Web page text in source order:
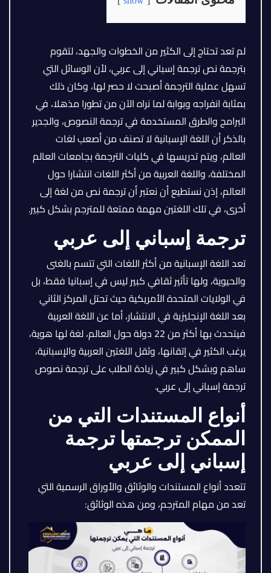
لم تعد تحتاج إلى الكثير من الخطوات والجهد، لتقوم
بترجمة نص ترجمة إسباني إلى عربي، لأن الوسائل التي
تسهل عملية الترجمة أصبحت لا حصر لها، وكان ذلك
بمثابة انفراجه وبوابة لما نراه الآن من تطورا مذهلا، في
البرامج والطرق المستخدمة في ترجمة النصوص، والجدير
بالذكر أن اللغة الإسبانية لا تصنف من أصعب لغات
العالم، ويتم تدريسها في كليات الترجمة بجامعات العالم
المختلفة، واللغة العربية من أكثر اللغات انتشارا حول
العالم، إذن نستطيع أن نعتبر أن ترجمة نص من لغة إلى
أخرى، في تلك اللغتين مهمة ممتعة للمترجم بشكل كبير.
ترجمة إسباني إلى عربي
تعد اللغة الإسبانية من أكثر اللغات التي تتسم بالغنى
والحيوية، ولها تأثير ثقافي كبير ليس في إسبانيا فقط، بل
في الولايات المتحدة الأمريكية حيث تحتل المركز الثاني
بعد اللغة الإنجليزية في الانتشار، أما عن اللغة العربية
فيتحدث بها أكثر من 22 دولة حول العالم، لغة لها هوية،
يرغب الكثير في إتقانها، وثقل اللغتين العربية والإسبانية،
ساهم وبشكل كبير في زيادة الطلب على ترجمة نصوص
ترجمة إسباني إلى عربي.
أنواع المستندات التي من
الممكن ترجمتها ترجمة
إسباني إلى عربي
تتعدد أنواع المستندات والوثائق والأوراق الرسمية التي
تعد من مهام المترجم، ومن هذه الوثائق: